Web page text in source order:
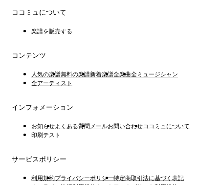
ココミュについて
楽譜を販売する
コンテンツ
人気の楽譜無料の楽譜新着楽譜全楽曲全ミュージシャン
全アーティスト
インフォメーション
お知らせよくある質問 メールお問い合わせココミュについて
印刷テスト
サービスポリシー
利用規約プライバシーポリシー特定商取引法に基づく表記